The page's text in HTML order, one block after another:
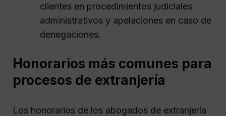
clientes en procedimientos judiciales
administrativos y apelaciones en caso de
denegaciones.
Honorarios más comunes para
procesos de extranjería
Los honorarios de los abogados de extranjería